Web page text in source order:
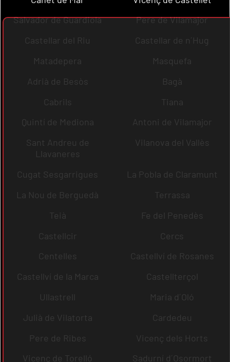
Salvador de Guardiola
Pere de Vilamajor
Castellar del Riu
Castellar de n´Hug
Matadepera
Masquefa
Adrià de Besòs
Bagà
Cabrils
Tiana
Quintí de Mediona
Antoni de Vilamajor
Sant Andreu de
Llavaneres
Vilanova del Vallès
Cugat Sesgarrigues
La Pobla de Claramunt
La Nou de Berguedà
Terrassa
Teià
Fe del Penedès
Castellcir
Cercs
Centelles
Castellví de Rosanes
Castellví de la Marca
Castellterçol
Ullastrell
Maria d´Oló
Julià de Vilatorta
Cardedeu
Pere de Ribes
Vicenç dels Horts
Vicenç de Torelló
Sadurní d´Osormort